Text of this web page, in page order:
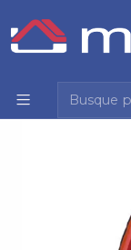
Inicio
Audifonos Bt
Bk/R